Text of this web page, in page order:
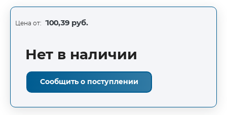
Цена от: 100,39 руб.
Нет в наличии
Сообщить о поступлении